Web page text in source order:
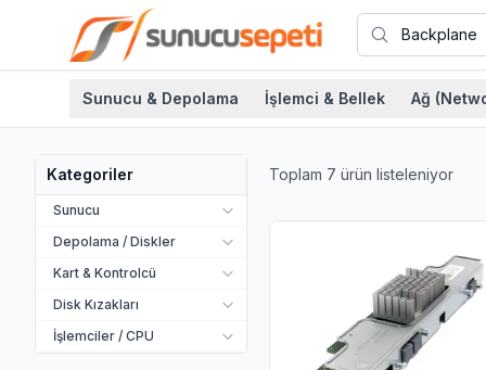
Sunucu & Depolama İşlemci & Bellek Ağ
Kategoriler
Sunucu
Depolama / Diskler
Kart & Kontrolcü
Disk Kızakları
İşlemciler / CPU
Toplam 7 ürün listeleniyor